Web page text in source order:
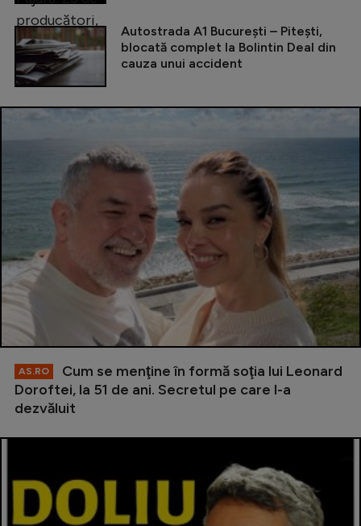
Autostrada A1 București – Pitești,
blocată complet la Bolintin Deal din
cauza unui accident
AS.RO
Cum se menţine în formă soţia lui Leonard
Doroftei, la 51 de ani. Secretul pe care l-a
dezvăluit